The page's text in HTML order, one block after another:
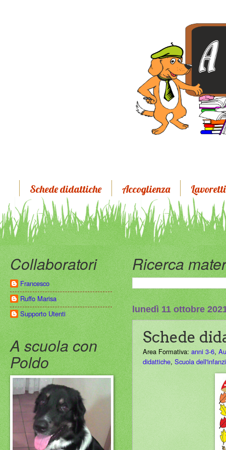
Schede didattiche Accoglienza Lavoretti
Ricerca
lunedì 11 ottobre
Schede
Area Formativa: anni 3-6,
didattiche, Scuola
Collaboratori
Francesco
Ruffo Marisa
Supporto Utenti
A scuola con
Poldo